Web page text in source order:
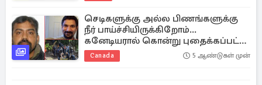
செடிகளுக்கு அல்ல பிணங்களுக்கு
நீர் பாய்ச்சியிருக்கிறோம்...
கனேடியரால் கொன்று புதைக்கப்பட்ட
இலங்கையர் குறித்து பேசியுள்ள
பெண்
Canada 5 ஆண்டுகள் முன்